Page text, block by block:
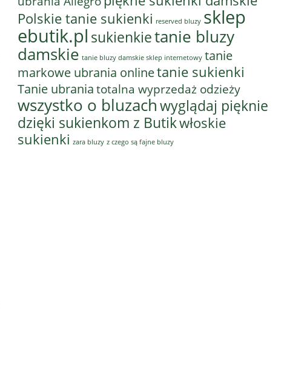
Polskie tanie sukienki reserved bluzy sklep
ebutik.pl sukienkietanie bluzy
damskie tanie bluzy damskie sklep internetowy tanie
markowe ubrania onlinetanie sukienki
Tanie ubrania totalna wyprzedaż odzieży
wszystko o bluzachwyglądaj pięknie
dzięki sukienkom z Butikwłoskie
sukienki zara bluzy z czego są fajne bluzy